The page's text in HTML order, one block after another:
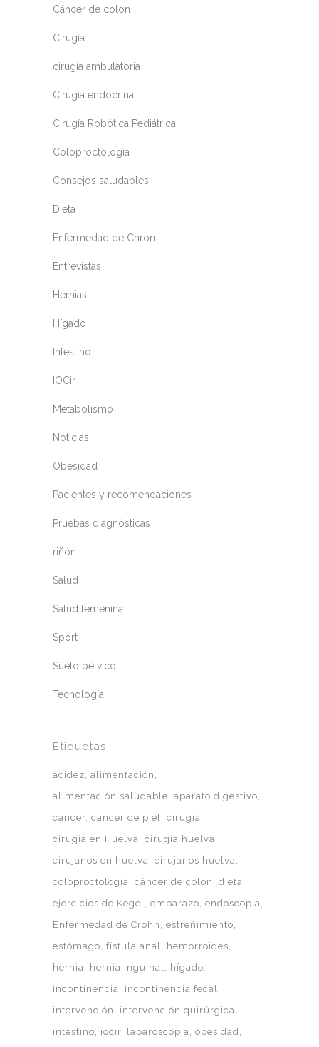
Cáncer de colon
Cirugía
cirugía ambulatoria
Cirugía endocrina
Cirugía Robótica Pediátrica
Coloproctología
Consejos saludables
Dieta
Enfermedad de Chron
Entrevistas
Hernias
Hígado
Intestino
IOCir
Metabolismo
Noticias
Obesidad
Pacientes y recomendaciones
Pruebas diagnósticas
riñón
Salud
Salud femenina
Sport
Suelo pélvico
Tecnología
Etiquetas
acidez alimentación
alimentación saludable aparato digestivo
cancer cancer de piel cirugía
cirugía en Huelva cirugía huelva
cirujanos en huelva cirujanos huelva
coloproctología cáncer de colon
dieta
ejercicios de Kegel embarazo endoscopia
Enfermedad de Crohn
estreñimiento
estómago fístula anal
hemorroides
hernia
hernia inguinal
hígado
incontinencia
incontinencia fecal
intervención
intervención quirúrgica
intestino
iocir laparoscopia obesidad